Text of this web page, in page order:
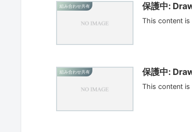
組み合わせ共有 保護中:
This content
組み合わせ共有 保護中:
This content